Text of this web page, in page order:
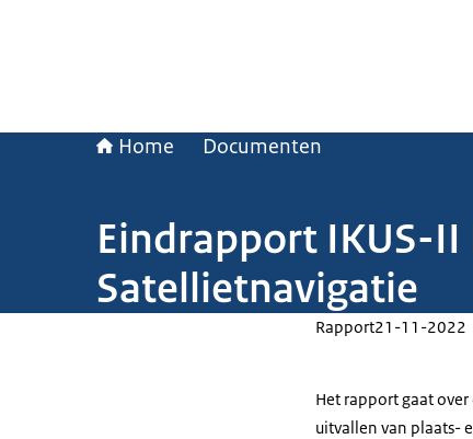
Home Documenten
Eindrapport IKUS-
Satellietnavigatie
Rapport21-11-2022
Het rapport gaat
uitvallen van plaats-